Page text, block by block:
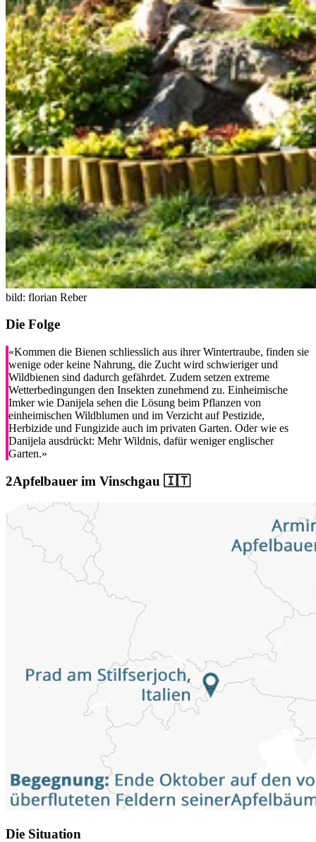
bild: florian Reber
Die Folge
«Kommen die Bienen schliesslich aus ihrer Wintertraube, finden sie
wenige oder keine Nahrung, die Zucht wird schwieriger und
Wildbienen sind dadurch gefährdet. Zudem setzen extreme
Wetterbedingungen den Insekten zunehmend zu. Einheimische
Imker wie Danijela sehen die Lösung beim Pflanzen von
einheimischen Wildblumen und im Verzicht auf Pestizide,
Herbizide und Fungizide auch im privaten Garten. Oder wie es
Danijela ausdrückt: Mehr Wildnis, dafür weniger englischer
Garten.»
Apfelbauer im Vinschgau 🇮🇹
Die Situation